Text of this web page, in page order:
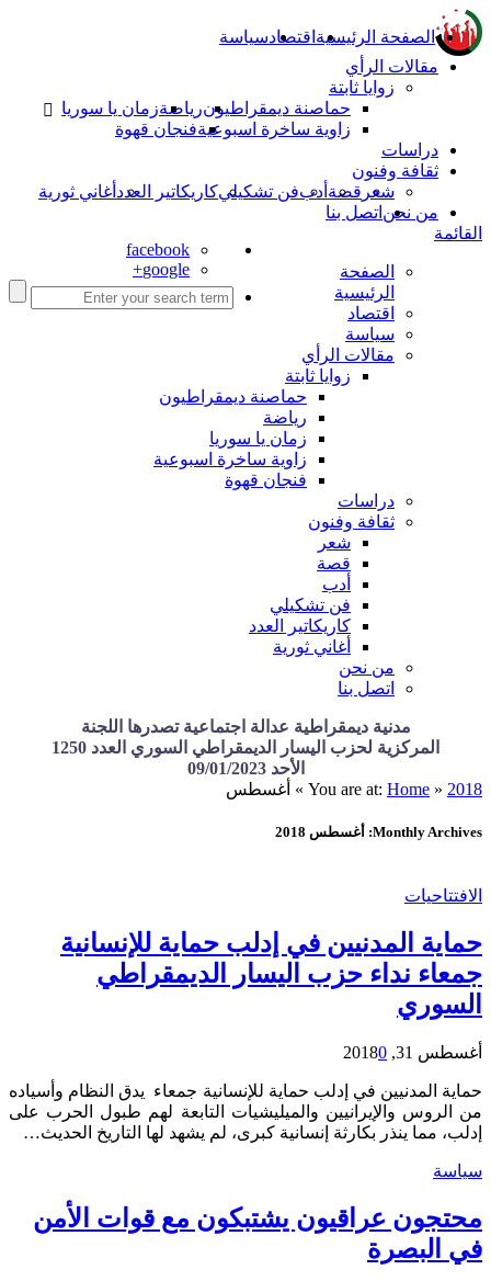
الصفحة الرئيسية اقتصادسياسة
مقالات الرأي
زوايا ثابتة
حماصنة ديمقراطيونرياضةزمان يا سوريا
زاوية ساخرة اسبوعيةفنجان قهوة
دراسات
ثقافة وفنون
شعر قصة أدبفن تشكيليكاريكاتير العدد أغاني ثورية
من نحن اتصل بنا
facebook
google+
القائمة
الصفحة
الرئيسية
اقتصاد
سياسة
مقالات الرأي
زوايا ثابتة
حماصنة ديمقراطيون
رياضة
زمان يا سوريا
زاوية ساخرة اسبوعية
فنجان قهوة
دراسات
ثقافة وفنون
شعر
قصة
أدب
فن تشكيلي
كاريكاتير العدد
أغاني ثورية
من نحن
اتصل بنا
مدنية ديمقراطية عدالة اجتماعية تصدرها اللجنة
المركزية لحزب اليسار الديمقراطي السوري العدد 1250
الأحد 09/01/2023
You are at: Home » 2018
» أغسطس
Monthly Archives: أغسطس 2018
الافتتاحيات
حماية المدنيين في إدلب حماية للإنسانية
جمعاء نداء حزب اليسار الديمقراطي
السوري
أغسطس 31, 2018 0
حماية المدنيين في إدلب حماية للإنسانية جمعاء يدق النظام وأسياده
من الروس والإيرانيين والميليشيات التابعة لهم طبول الحرب على
إدلب، مما ينذر بكارثة إنسانية كبرى، لم يشهد لها التاريخ الحديث…
سياسة
محتجون عراقيون يشتبكون مع قوات الأمن
في البصرة